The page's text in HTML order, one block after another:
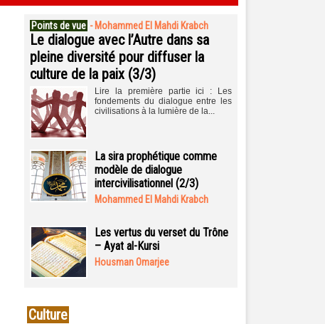
Points de vue - Mohammed El Mahdi Krabch
Le dialogue avec l’Autre dans sa
pleine diversité pour diffuser la
culture de la paix (3/3)
Lire la première partie ici : Les
fondements du dialogue entre les
civilisations à la lumière de la...
La sira prophétique comme
modèle de dialogue
intercivilisationnel (2/3)
Mohammed El Mahdi Krabch
Les vertus du verset du Trône
– Ayat al-Kursi
Housman Omarjee
Culture